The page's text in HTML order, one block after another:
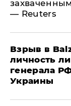
— Reuters
​Взрыв в
личность
генерала
Украины